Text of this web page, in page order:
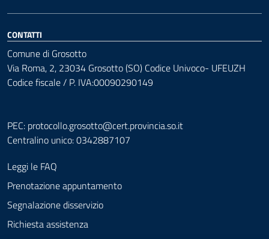
CONTATTI
Comune di Grosotto
Via Roma, 2, 23034 Grosotto (SO) Codice Univoco- UFEUZH
Codice fiscale / P. IVA:00090290149
PEC: protocollo.grosotto@cert.provincia.so.it
Centralino unico: 0342887107
Leggi le FAQ
Prenotazione appuntamento
Segnalazione disservizio
Richiesta assistenza